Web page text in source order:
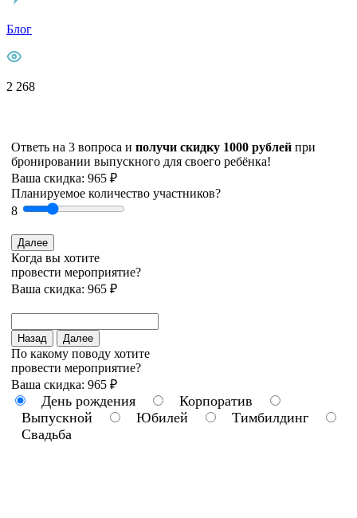
Блог
2 268
Ответь на 3 вопроса и получи скидку 1000 рублей при
бронировании выпускного для своего ребёнка!
Ваша скидка: 965 ₽
Планируемое количество участников?
8
Далее
Когда вы хотите
провести мероприятие?
Ваша скидка: 965 ₽
Назад Далее
По какому поводу хотите
провести мероприятие?
Ваша скидка: 965 ₽
День рождения
Корпоратив
Выпускной
Юбилей
Тимбилдинг
Свадьба